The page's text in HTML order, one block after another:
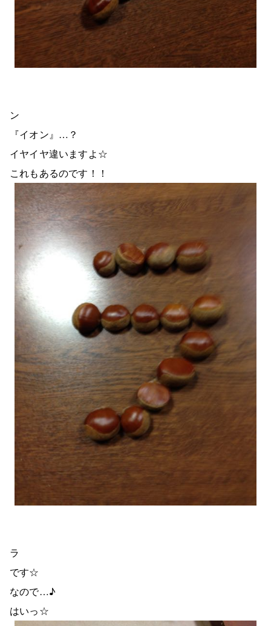
ン
『イオン』…？
イヤイヤ違いますよ☆
これもあるのです！！
ラ
です☆
なので…♪
はいっ☆